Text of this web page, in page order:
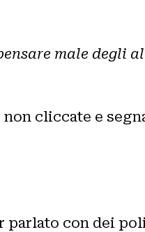
male degli
cliccate e
parlato con dei